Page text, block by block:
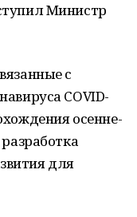
Министр
с
COVID-
осенне-
для